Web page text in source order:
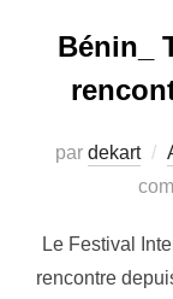
Bénin_
par dekart
Le Festival
rencontre